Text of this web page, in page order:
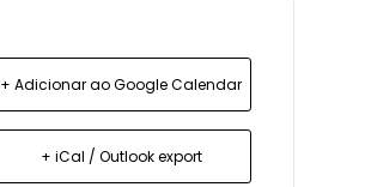
+ Adicionar ao Google Calendar
+ iCal / Outlook export